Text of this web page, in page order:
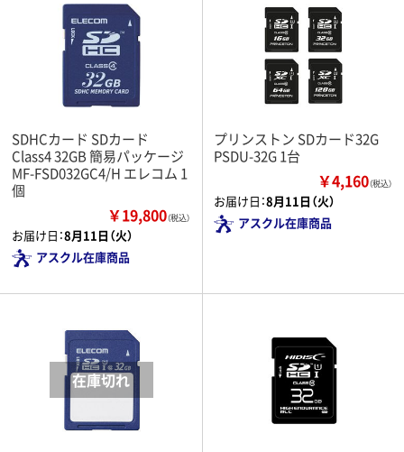
SDHCカード SDカード
Class4 32GB 簡易パッケージ
MF-FSD032GC4/H エレコム 1
個
￥19,800（税込）
お届け日：8月11日（火）
アスクル在庫商品
プリンストン SDカード32G
PSDU-32G 1台
￥4,160（税込）
お届け日：8月11日（火）
アスクル在庫商品